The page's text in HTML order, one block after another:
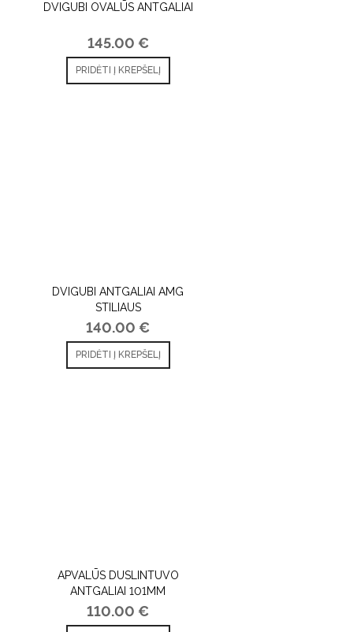
DVIGUBI OVALŪS ANTGALIAI
145.00 €
PRIDĖTI Į KREPŠELĮ
DVIGUBI ANTGALIAI AMG
STILIAUS
140.00€
PRIDĖTI Į KREPŠELĮ
APVALŪS DUSLINTUVO
ANTGALIAI 101MM
110.00€